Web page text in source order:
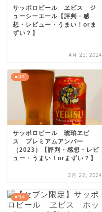
サッポロビール ヱビス ジ
ューシーエール【評判・感
想・レビュー・うまい！orま
ずい？】
4月 25, 2024
■日本
サッポロビール 琥珀ヱビ
ス プレミアムアンバー
（2023）【評判・感想・レビ
ュー・うまい！orまずい？】
2月 22, 2024
■日本